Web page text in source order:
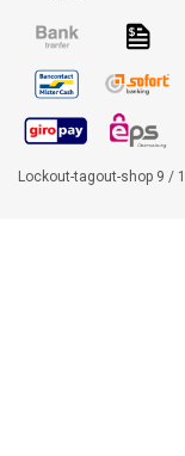
Lockout-tagout-shop 9 /